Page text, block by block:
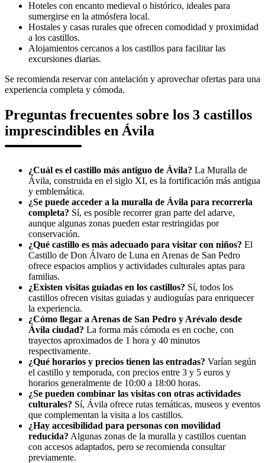
Hoteles con encanto medieval o histórico, ideales para
sumergirse en la atmósfera local.
Hostales y casas rurales que ofrecen comodidad y proximidad
a los castillos.
Alojamientos cercanos a los castillos para facilitar las
excursiones diarias.
Se recomienda reservar con antelación y aprovechar ofertas para una
experiencia completa y cómoda.
Preguntas frecuentes sobre los 3 castillos
imprescindibles en Ávila
¿Cuál es el castillo más antiguo de Ávila? La Muralla de
Ávila, construida en el siglo XI, es la fortificación más antigua
y emblemática.
¿Se puede acceder a la muralla de Ávila para recorrerla
completa? Sí, es posible recorrer gran parte del adarve,
aunque algunas zonas pueden estar restringidas por
conservación.
¿Qué castillo es más adecuado para visitar con niños? El
Castillo de Don Álvaro de Luna en Arenas de San Pedro
ofrece espacios amplios y actividades culturales aptas para
familias.
¿Existen visitas guiadas en los castillos? Sí, todos los
castillos ofrecen visitas guiadas y audioguías para enriquecer
la experiencia.
¿Cómo llegar a Arenas de San Pedro y Arévalo desde
Ávila ciudad? La forma más cómoda es en coche, con
trayectos aproximados de 1 hora y 40 minutos
respectivamente.
¿Qué horarios y precios tienen las entradas? Varían según
el castillo y temporada, con precios entre 3 y 5 euros y
horarios generalmente de 10:00 a 18:00 horas.
¿Se pueden combinar las visitas con otras actividades
culturales? Sí, Ávila ofrece rutas temáticas, museos y eventos
que complementan la visita a los castillos.
¿Hay accesibilidad para personas con movilidad
reducida? Algunas zonas de la muralla y castillos cuentan
con accesos adaptados, pero se recomienda consultar
previamente.